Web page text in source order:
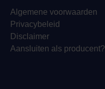
Algemene voorwaarden
Privacybeleid
Disclaimer
Aansluiten als producent?